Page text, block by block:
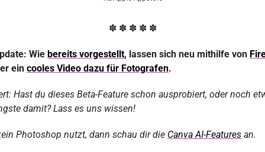
✽ ✽ ✽ ✽ ✽
Wie bereits vorgestellt, lassen sich neu mithilfe von
ein cooles Video dazu für Fotografen.
Hast du dieses Beta-Feature schon ausprobiert, oder noch
damit? Lass es uns wissen!
Photoshop nutzt, dann schau dir die Canva AI-Features an.